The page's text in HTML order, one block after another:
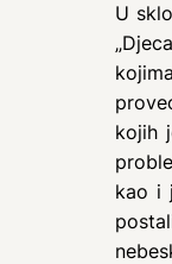
U
kojih
kao i